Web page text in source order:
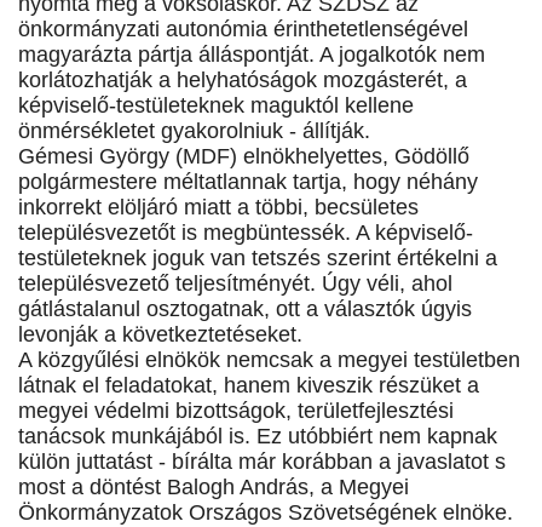
önkormányzati autonómia érinthetetlenségével
magyarázta pártja álláspontját. A jogalkotók nem
korlátozhatják a helyhatóságok mozgásterét, a
képviselő-testületeknek maguktól kellene
önmérsékletet gyakorolniuk - állítják.
Gémesi György (MDF) elnökhelyettes, Gödöllő
polgármestere méltatlannak tartja, hogy néhány
inkorrekt elöljáró miatt a többi, becsületes
településvezetőt is megbüntessék. A képviselő-
testületeknek joguk van tetszés szerint értékelni a
településvezető teljesítményét. Úgy véli, ahol
gátlástalanul osztogatnak, ott a választók úgyis
levonják a következtetéseket.
A közgyűlési elnökök nemcsak a megyei testületben
látnak el feladatokat, hanem kiveszik részüket a
megyei védelmi bizottságok, területfejlesztési
tanácsok munkájából is. Ez utóbbiért nem kapnak
külön juttatást - bírálta már korábban a javaslatot s
most a döntést Balogh András, a Megyei
Önkormányzatok Országos Szövetségének elnöke.